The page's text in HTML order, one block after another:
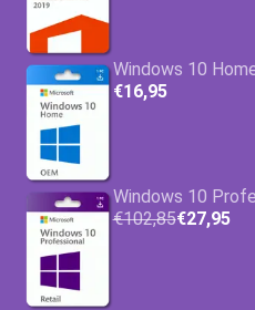
Windows 10
€16,95
Windows 10
€102,85€27,95